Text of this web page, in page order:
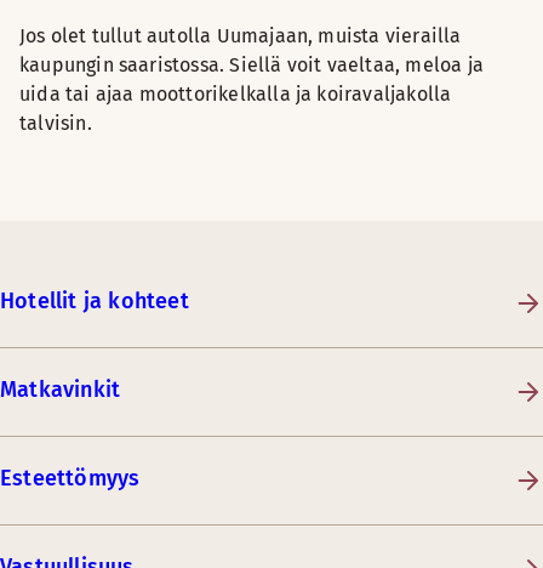
Jos olet tullut autolla Uumajaan, muista vierailla
kaupungin saaristossa. Siellä voit vaeltaa, meloa ja
uida tai ajaa moottorikelkalla ja koiravaljakolla
talvisin.
Hotellit ja kohteet
Matkavinkit
Esteettömyys